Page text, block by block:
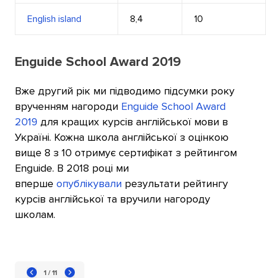
English island 8,4 10
Enguide School Award 2019
Вже другий рік ми підводимо підсумки року
врученням нагороди Enguide School Award
2019 для кращих курсів англійської мови в
Україні. Кожна школа англійської з оцінкою
вище 8 з 10 отримує сертифікат з рейтингом
Enguide. В 2018 році ми
вперше опублікували результати рейтингу
курсів англійської та вручили нагороду
школам.
1 / 11